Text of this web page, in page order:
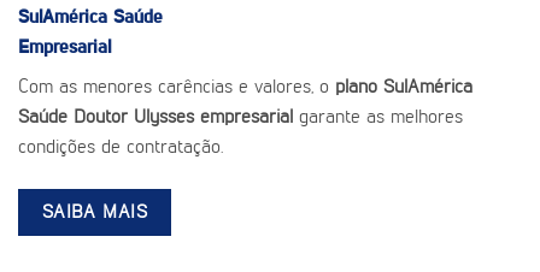
SulAmérica Saúde
Empresarial
Com as menores carências e valores, o plano SulAmérica
Saúde Doutor Ulysses empresarial garante as melhores
condições de contratação.
SAIBA MAIS